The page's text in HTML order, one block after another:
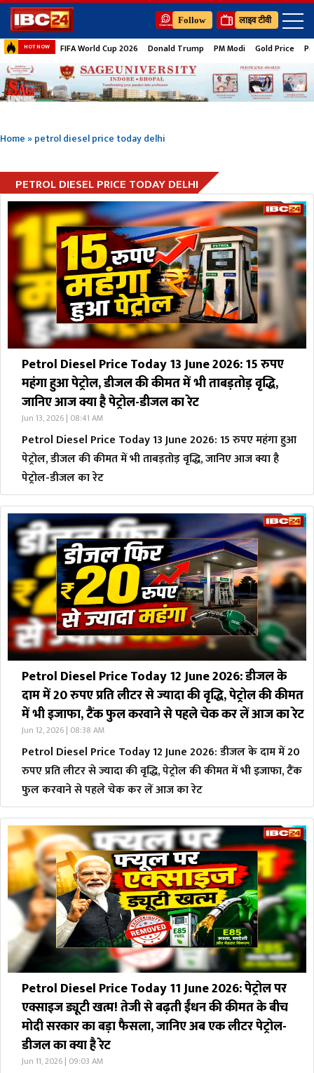
Follow लाइव टीवी
HOT NOW FIFA World Cup 2026 Donald Trump PM Modi Gold Price
Home»petrol diesel price today delhi
PETROL DIESEL PRICE TODAY DELHI
Petrol Diesel Price Today 13 June 2026: 15 रुपए
महंगा हुआ पेट्रोल, डीजल की कीमत में भी ताबड़तोड़ वृद्धि,
जानिए आज क्या है पेट्रोल-डीजल का रेट
Jun 13, 2026 | 08:41 AM
Petrol Diesel Price Today 13 June 2026: 15 रुपए महंगा हुआ
पेट्रोल, डीजल की कीमत में भी ताबड़तोड़ वृद्धि, जानिए आज क्या है
पेट्रोल-डीजल का रेट
Petrol Diesel Price Today 12 June 2026: डीजल के
दाम में 20 रुपए प्रति लीटर से ज्यादा की वृद्धि, पेट्रोल की कीमत
में भी इजाफा, टैंक फुल करवाने से पहले चेक कर लें आज का रेट
Jun 12, 2026 | 08:38 AM
Petrol Diesel Price Today 12 June 2026: डीजल के दाम में 20
रुपए प्रति लीटर से ज्यादा की वृद्धि, पेट्रोल की कीमत में भी इजाफा, टैंक
फुल करवाने से पहले चेक कर लें आज का रेट
Petrol Diesel Price Today 11 June 2026: पेट्रोल पर
एक्साइज ड्यूटी खत्म! तेजी से बढ़ती ईंधन की कीमत के बीच
मोदी सरकार का बड़ा फैसला, जानिए अब एक लीटर पेट्रोल-
डीजल का क्या है रेट
Jun 11, 2026 | 09:03 AM